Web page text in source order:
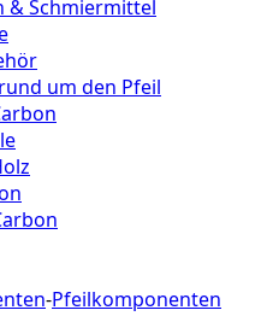
& Schmiermittel
rund um den Pfeil
-Pfeilkomponenten